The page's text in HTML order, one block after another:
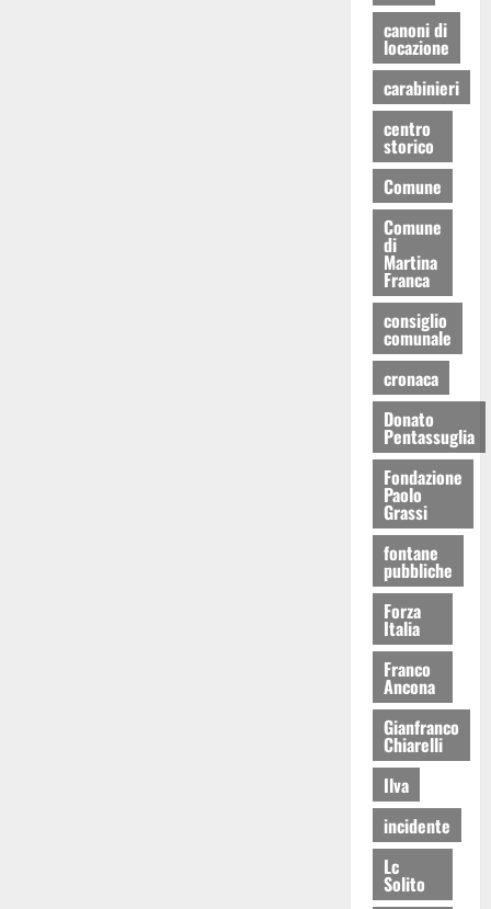
canoni di
locazione
carabinieri
centro
storico
Comune
Comune
di
Martina
Franca
consiglio
comunale
cronaca
Donato
Pentassuglia
Fondazione
Paolo
Grassi
fontane
pubbliche
Forza
Italia
Franco
Ancona
Gianfranco
Chiarelli
Ilva
incidente
Lc
Solito